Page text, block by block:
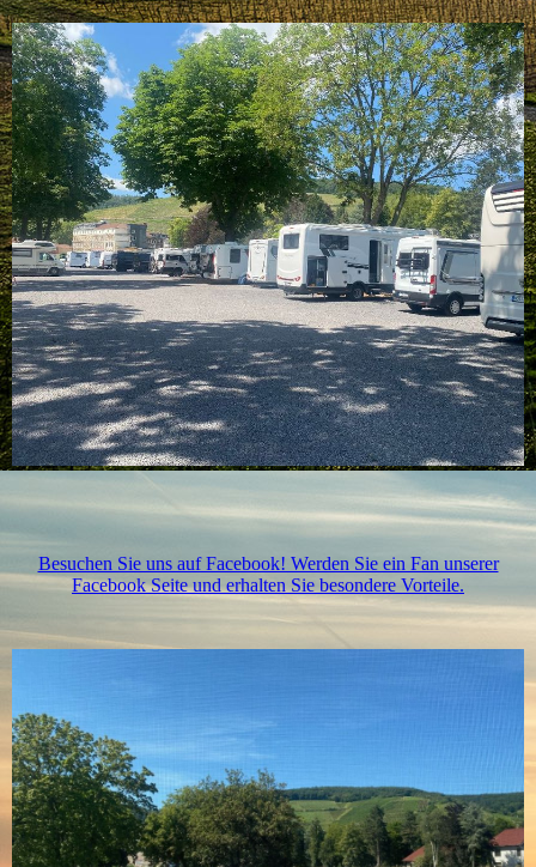
Besuchen Sie uns auf Facebook! Werden Sie ein Fan unserer
Facebook Seite und erhalten Sie besondere Vorteile.